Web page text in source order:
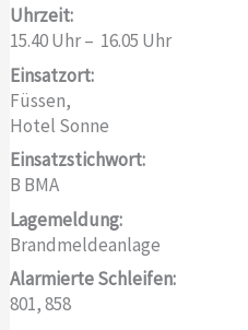
Uhrzeit:
15.40 Uhr – 16.05 Uhr
Einsatzort:
Füssen,
Hotel Sonne
Einsatzstichwort:
B BMA
Lagemeldung:
Brandmeldeanlage
Alarmierte Schleifen:
801, 858